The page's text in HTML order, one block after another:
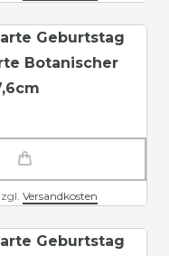
Geburtstag
Botanischer
Versandkosten
Geburtstag